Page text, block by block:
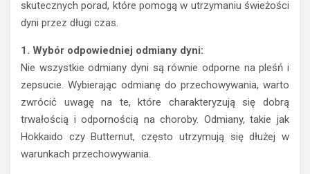
skutecznych porad, które pomogą w utrzymaniu świeżości
dyni przez długi czas.
1. Wybór odpowiedniej odmiany dyni:
Nie wszystkie odmiany dyni są równie odporne na pleśń i
zepsucie. Wybierając odmianę do przechowywania, warto
zwrócić uwagę na te, które charakteryzują się dobrą
trwałością i odpornością na choroby. Odmiany, takie jak
Hokkaido czy Butternut, często utrzymują się dłużej w
warunkach przechowywania.